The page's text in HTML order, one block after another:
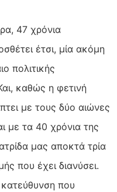
47 χρόνια
έτσι, μία ακόμη
πολιτικής
καθώς η φετινή
με τους δύο αιώνες
με τα 40 χρόνια της
μας αποκτά τρία
που έχει διανύσει.
κατεύθυνση που